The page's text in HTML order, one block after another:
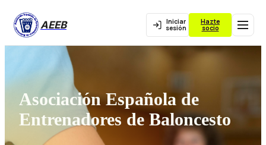
AEEB Iniciar
sesión
Hazte
socio
Asociación Española de
Entrenadores de Baloncesto